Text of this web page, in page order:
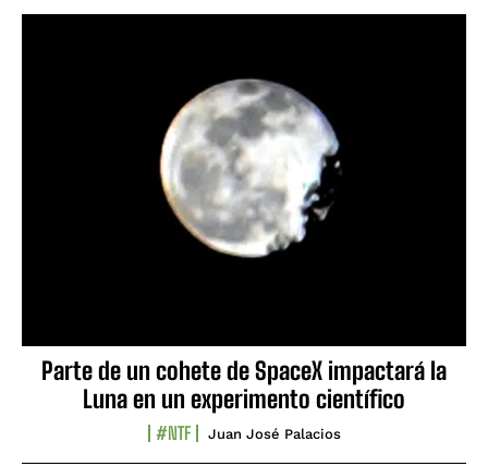
Parte de un cohete de SpaceX impactará la
Luna en un experimento científico
#NTF Juan José Palacios